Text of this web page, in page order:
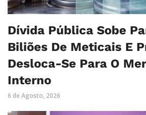
Dívida Pública Sobe
Biliões De Meticais E
Desloca-Se Para O
Interno
6 de Agosto, 2026